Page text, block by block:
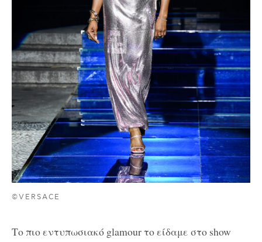
©VERSACE
Τοπιοεντυπωσιακό glamourτοείδαμε στο show